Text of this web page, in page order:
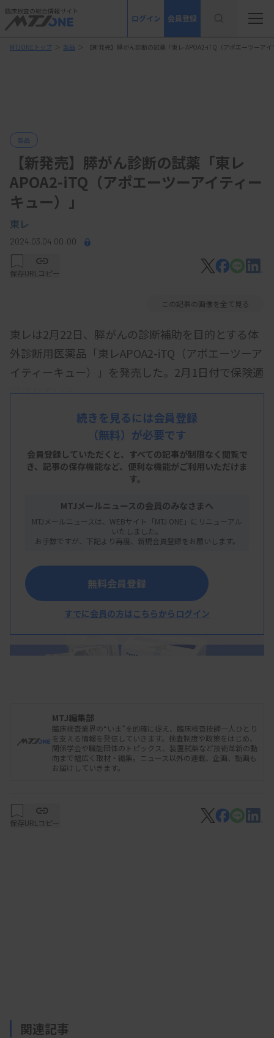
臨床検査の総合情報サイト
ログイン 会員登録
MTJONEトップ ＞ 製品 ＞ 【新発売】膵がん診断の試薬「東レ APOA2-iTQ（アポエーツーア
製品
【新発売】膵がん診断の試薬「東レ
APOA2-iTQ（アポエーツーアイティー
キュー）」
東レ
2024.03.04 00:00
保存URLコピー
この記事の画像を全て見る
東レは2月22日、膵がんの診断補助を目的とする体
外診断用医薬品「東レAPOA2-iTQ（アポエーツーア
イティーキュー）」を発売した。2月1日付で保険適
用されている。
ELISA法（定量）により、血漿または血清中の2種類
のアポリポ蛋白A2アイソフォーム（APOA2-AT、
APOA2-TQ）の濃度を独立して測定する。測定した
2つの濃度の相乗平均値を求めて、膵がんの診断補
る。既存の腫瘍マーカーとは異なる物質を測定する
ため、CA19-9と相補的なマーカーになり、従来検
出できなかった膵がん患者の早期診断が期待される
としている。
続きを見るには会員登録
（無料）が必要です
会員登録していただくと、すべての記事が制限なく閲覧で
き、 記事の保存機能など、便利な機能がご利用いただけま
す。
MTJメールニュースの会員のみなさまへ
MTJメールニュースは、WEBサイト「MTJ ONE」にリニューアル
いたしました。
お手数ですが、下記より再度、新規会員登録をお願いします。
無料会員登録
すでに会員の方はこちらからログイン
MTJ編集部
臨床検査業界の“いま”を的確に捉え、臨床検査技師一人ひとり
を支える情報を発信していきます。検査制度や政策をはじめ、
関係学会や職能団体のトピックス、装置試薬など技術革新の動
向まで幅広く取材・編集。ニュース以外の連載、企画、動画も
お届けしていきます。
保存URLコピー
関連記事